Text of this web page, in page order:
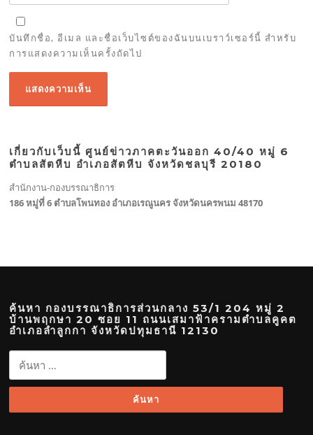
บันทึกชื่อ, อีเมล และชื่อเว็บไซต์ของฉันบนเบราว์เซอร์นี้ สำหรับ
การแสดงความเห็นครั้งถัดไป
เกี่ยวกับเว็บนี้ ศูนย์ข่าวภาคตะวันออก 40/40 หมู่ 6
ตำบลสัตหีบ อำเภอสัตหีบ จังหวัดชลบุรี 20180
สำนักงาน-กองบรรณาธิการ
186 หมู่ที่ 6 ตำบลโพนทอง อำเภอเรณูนคร จังหวัดนครพนม 48170
ค้นหา กองบรรณาธิการส่วนกลาง 53/1 204 หมู่ 2
บ้านพฤกษา 20 ซอย 11 ถนนเสมาฟ้าครามตำบลคูคต
อำเภอลำลูกกา จังหวัดปทุมธานี 12130
ค้นหา